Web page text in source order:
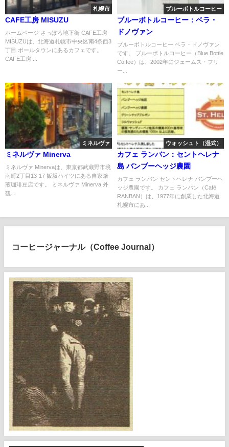
札幌市
CAFE工房 MISUZU
ホームページ さっぽろ地下街 CAFE工房
MISUZUは、北海道札幌市中央区南4条西3
丁目 ポールタウンにあるカフェです。
CAFE工房 ...
ブルーボトルコーヒー
ブルーボトルコーヒー：ベラ・
ドノヴァン
ブルーボトルコーヒー ベラ・ドノヴァン
です。 ブルーボトルコーヒー（Blue Bottle
Coffee）は、2002年にジェームス・フリ
ー...
ミネルヴァ
ミネルヴァ Minerva
ミネルヴァ Minervaは、東京都武蔵野市境
南町2丁目13-17 飯坂ハイツにある自家焙
煎珈琲豆店です。 ミネルヴァ Minerva 外
観...
ウォッシュト（湿式）
カフェ ランバン：セントヘレナ
島 バンブーヘッジ農園
カフェ ランバン セントヘレナ バンブーヘ
ッジ農園です。 カフェ ランバン（Café
RANBAN）は、1977年に創業した北海道
札幌市にあ...
コーヒージャーナル（Coffee Journal）